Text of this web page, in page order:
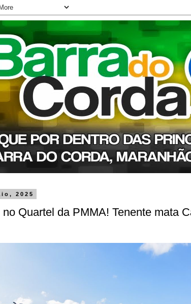
2025
no Quartel da PMMA! Tenente mata